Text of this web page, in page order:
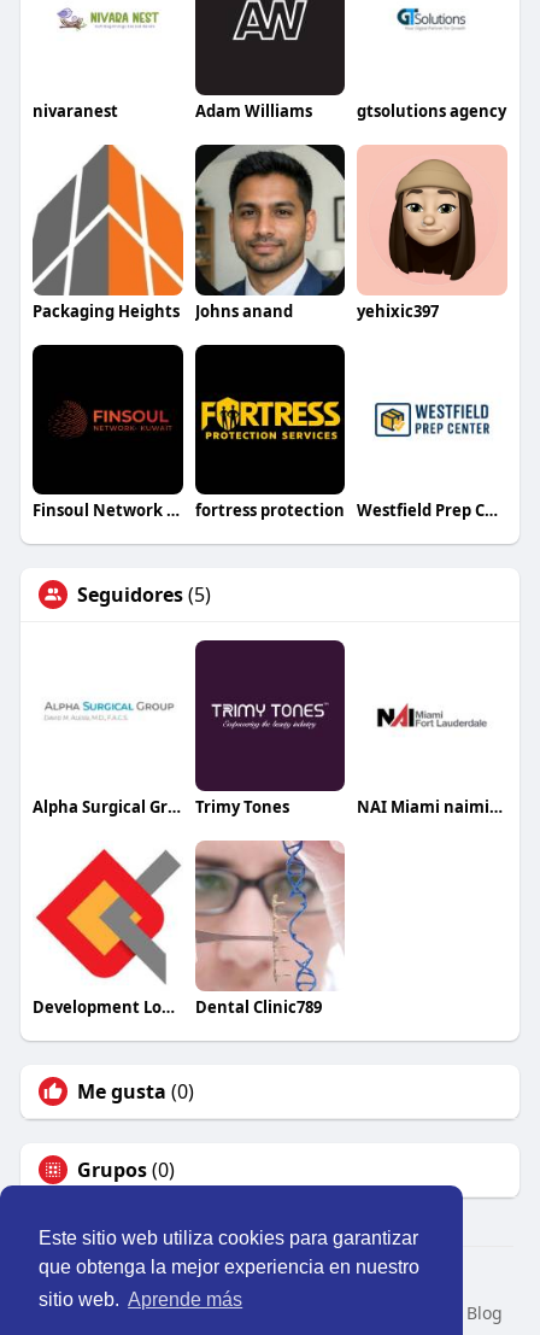
Este sitio web utiliza cookies para garantizar
que obtenga la mejor experiencia en nuestro
sitio web. Aprende más
nivaranest Adam Williams gtsolutions agency
Packaging Heights Johns anand yehixic397
Finsoul Network Kuwait fortress protection Westfield Prep Center
Seguidores(5)
Alpha Surgical Group Trimy Tones NAI Miami naimiamifortlauderdale
Development Logics Dental Clinic789
Me gusta (0)
Grupos(0)
© 2026 Perú Activo
Inicio
Nosotros Contacto
Blog